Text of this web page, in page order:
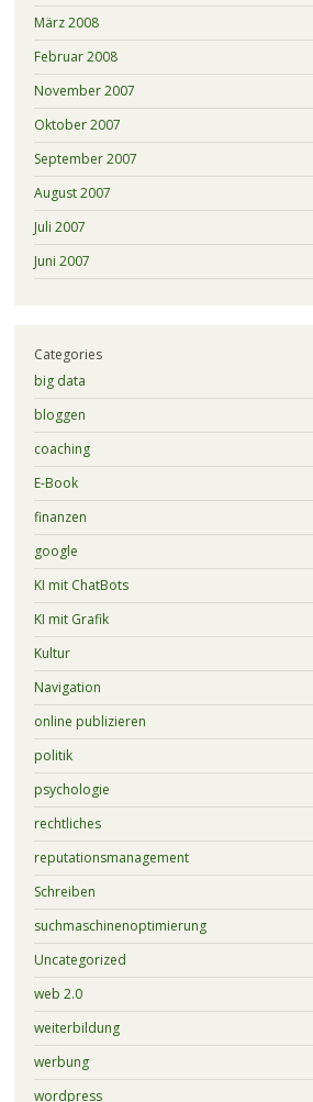
März 2008
Februar 2008
November 2007
Oktober 2007
September 2007
August 2007
Juli 2007
Juni 2007
Categories
big data
bloggen
coaching
E-Book
finanzen
google
KI mit ChatBots
KI mit Grafik
Kultur
Navigation
online publizieren
politik
psychologie
rechtliches
reputationsmanagement
Schreiben
suchmaschinenoptimierung
Uncategorized
web 2.0
weiterbildung
werbung
wordpress